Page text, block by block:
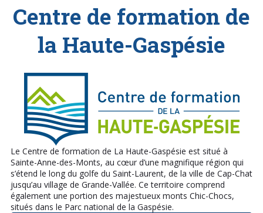
Centre de formation de
la Haute-Gaspésie
Le Centre de formation de La Haute-Gaspésie est situé à
Sainte-Anne-des-Monts, au cœur d’une magnifique région qui
s’étend le long du golfe du Saint-Laurent, de la ville de Cap-Chat
jusqu’au village de Grande-Vallée. Ce territoire comprend
également une portion des majestueux monts Chic-Chocs,
situés dans le Parc national de la Gaspésie.